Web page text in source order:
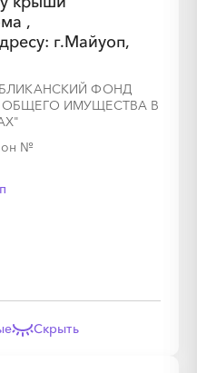
,
г.Майуоп,
ФОНД
ИМУЩЕСТВА В
№
Скрыть